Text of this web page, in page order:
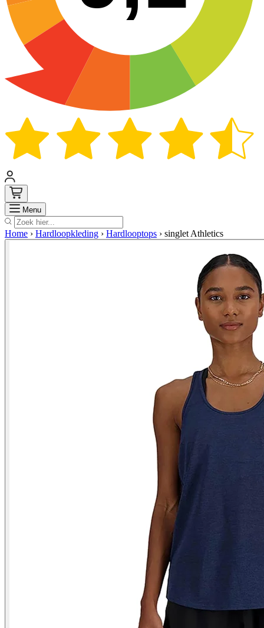
Menu Zoek
Home › Hardloopkleding › Hardlooptops › singlet Athletics